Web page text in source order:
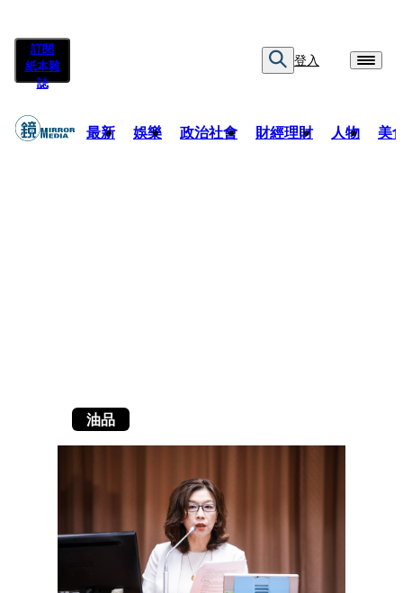
訂閱
紙本雜
誌
登入
最新 娛樂 政治社會 財經理財 人物 美
油品